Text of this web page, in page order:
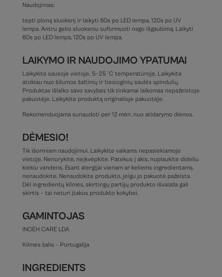
Naudojimas:
tepti ploną sluoksnį ir laikyti 60s po LED lempa, 120s po UV
lempa. Antru gelio sluoksniu suformuoti nago išgaubimą. Laikyti
60s po LED lempa, 120s po UV lempa.
LAIKYMO IR NAUDOJIMO YPATUMAI
Laikykite sausoje vietoje, 5–25 °C temperatūroje. Laikykite
atokiau nuo šilumos šaltinių ir tiesioginių saulės spindulių.
Produktas išlaiko savo savybes tik tinkamai laikomas nepažeistoje
pakuotėje. Laikykite produktą originalioje pakuotėje.
Rekomenduojama sunaudoti per 12 mėn. nuo atidarymo dienos.
DĖMESIO!
Tik išoriniam naudojimui. Laikykite vaikams nepasiekiamoje
vietoje. Nenurykite, neįkvėpkite. Patekus į akis, nuplaukite dideliu
kiekiu vandens. Esant alergijai vienam ar keliems ingredientams,
nenaudokite. Nenaudokite produkto, jeigu jo pakuotė pažeista.
Dėl ingredientų kilmės, skirtingų partijų produkto išvaizda gali
skirtis – tai neturi įtakos produkto kokybei.
GAMINTOJAS
INOEH CARE LDA
Kilmės šalis – Portugalija
INGREDIENTS